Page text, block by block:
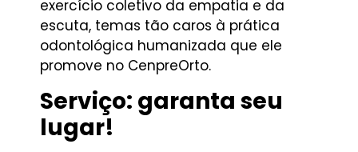
exercício coletivo da empatia e da
escuta, temas tão caros à prática
odontológica humanizada que ele
promove no CenpreOrto.
Serviço: garanta seu
lugar!